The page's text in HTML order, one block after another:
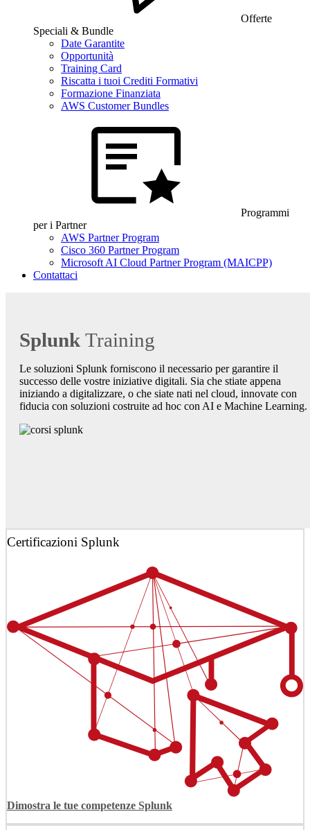
Offerte
Speciali & Bundle
Date Garantite
Opportunità
Training Card
Riscatta i tuoi Crediti Formativi
Formazione Finanziata
AWS Customer Bundles
Programmi
per i Partner
AWS Partner Program
Cisco 360 Partner Program
Microsoft AI Cloud Partner Program (MAICPP)
Contattaci
Splunk Training
Le soluzioni Splunk forniscono il necessario per garantire il
successo delle vostre iniziative digitali. Sia che stiate appena
iniziando a digitalizzare, o che siate nati nel cloud, innovate con
fiducia con soluzioni costruite ad hoc con AI e Machine Learning.
Certificazioni Splunk
Dimostra le tue competenze Splunk